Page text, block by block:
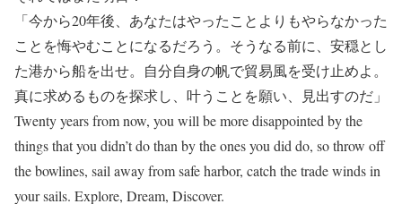
「今から20年後、あなたはやったことよりもやらなかった
ことを悔やむことになるだろう。そうなる前に、安穏とし
た港から船を出せ。自分自身の帆で貿易風を受け止めよ。
真に求めるものを探求し、叶うことを願い、見出すのだ」
Twenty years from now, you will be more disappointed by the
things that you didn’t do than by the ones you did do, so throw off
the bowlines, sail away from safe harbor, catch the trade winds in
your sails. Explore, Dream, Discover.